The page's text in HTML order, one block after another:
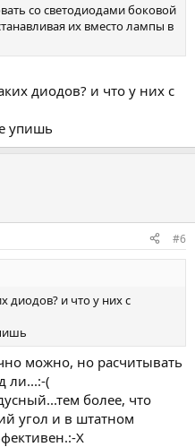
со светодиодами боковой
их вместо лампы в
диодов? и что у них с
упишь
#6
и что у них с
можно, но расчитывать
ли...:-(
более, что
угол и в штатном
X